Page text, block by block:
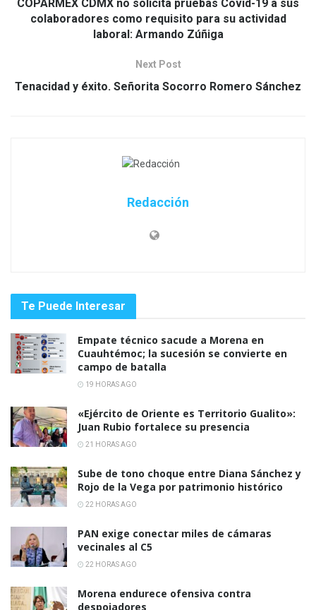
COPARMEX CDMX no solicita pruebas Covid-19 a sus
colaboradores como requisito para su actividad
laboral: Armando Zúñiga
Next Post
Tenacidad y éxito. Señorita Socorro Romero Sánchez
Redacción
Te Puede Interesar
Empate técnico sacude a Morena en
Cuauhtémoc; la sucesión se convierte en
campo de batalla
19 HORAS AGO
«Ejército de Oriente es Territorio Gualito»:
Juan Rubio fortalece su presencia
21 HORAS AGO
Sube de tono choque entre Diana Sánchez y
Rojo de la Vega por patrimonio histórico
22 HORAS AGO
PAN exige conectar miles de cámaras
vecinales al C5
22 HORAS AGO
Morena endurece ofensiva contra
despojadores